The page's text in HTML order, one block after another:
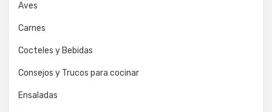
Aves
Carnes
Cocteles y Bebidas
Consejos y Trucos para cocinar
Ensaladas